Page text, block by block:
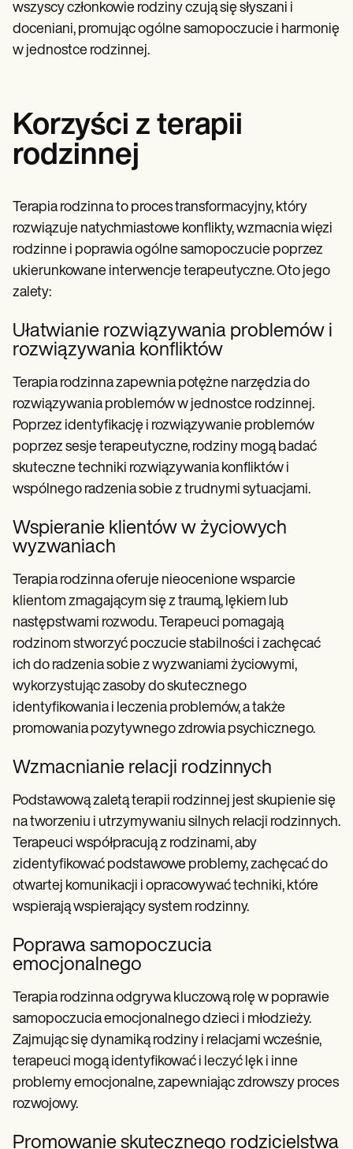
wszyscy członkowie rodziny czują się słyszani i
doceniani, promując ogólne samopoczucie i harmonię
w jednostce rodzinnej.
Korzyści z terapii
rodzinnej
Terapia rodzinna to proces transformacyjny, który
rozwiązuje natychmiastowe konflikty, wzmacnia więzi
rodzinne i poprawia ogólne samopoczucie poprzez
ukierunkowane interwencje terapeutyczne. Oto jego
zalety:
Ułatwianie rozwiązywania problemów i
rozwiązywania konfliktów
Terapia rodzinna zapewnia potężne narzędzia do
rozwiązywania problemów w jednostce rodzinnej.
Poprzez identyfikację i rozwiązywanie problemów
poprzez sesje terapeutyczne, rodziny mogą badać
skuteczne techniki rozwiązywania konfliktów i
wspólnego radzenia sobie z trudnymi sytuacjami.
Wspieranie klientów w życiowych
wyzwaniach
Terapia rodzinna oferuje nieocenione wsparcie
klientom zmagającym się z traumą, lękiem lub
następstwami rozwodu. Terapeuci pomagają
rodzinom stworzyć poczucie stabilności i zachęcać
ich do radzenia sobie z wyzwaniami życiowymi,
wykorzystując zasoby do skutecznego
identyfikowania i leczenia problemów, a także
promowania pozytywnego zdrowia psychicznego.
Wzmacnianie relacji rodzinnych
Podstawową zaletą terapii rodzinnej jest skupienie się
na tworzeniu i utrzymywaniu silnych relacji rodzinnych.
Terapeuci współpracują z rodzinami, aby
zidentyfikować podstawowe problemy, zachęcać do
otwartej komunikacji i opracowywać techniki, które
wspierają wspierający system rodzinny.
Poprawa samopoczucia
emocjonalnego
Terapia rodzinna odgrywa kluczową rolę w poprawie
samopoczucia emocjonalnego dzieci i młodzieży.
Zajmując się dynamiką rodziny i relacjami wcześnie,
terapeuci mogą identyfikować i leczyć lęk i inne
problemy emocjonalne, zapewniając zdrowszy proces
rozwojowy.
Promowanie skutecznego rodzicielstwa